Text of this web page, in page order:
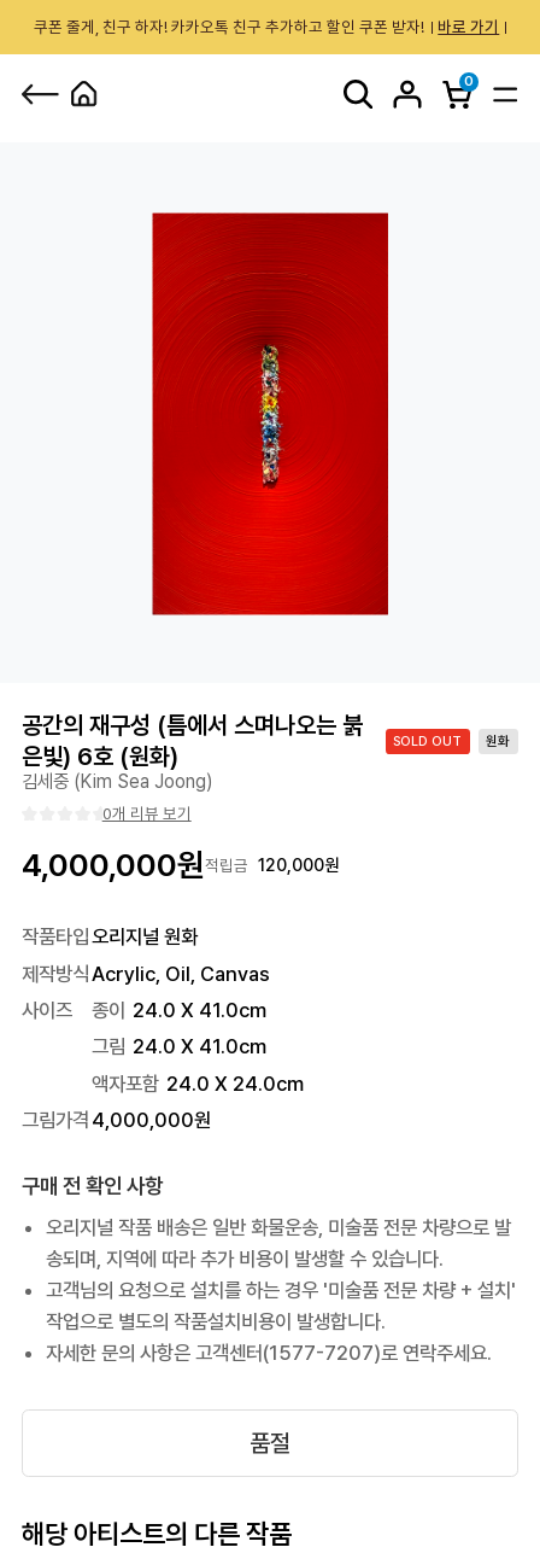
쿠폰 줄게, 친구 하자! 카카오톡 친구 추가하고 할인 쿠폰 받자! 바로 가기
0
공간의 재구성 (틈에서 스며나오는 붉
은빛) 6호 (원화)
SOLD OUT 원화
김세중 (Kim Sea Joong)
0개 리뷰 보기
4,000,000원적립금 120,000원
작품타입오리지널 원화
제작방식Acrylic, Oil, Canvas
사이즈
종이 24.0 X 41.0cm
그림 24.0 X 41.0cm
액자포함 24.0 X 24.0cm
그림가격 4,000,000원
구매 전 확인 사항
오리지널 작품 배송은 일반 화물운송, 미술품 전문 차량으로 발
송되며, 지역에 따라 추가 비용이 발생할 수 있습니다.
고객님의 요청으로 설치를 하는 경우 '미술품 전문 차량 + 설치'
작업으로 별도의 작품설치비용이 발생합니다.
자세한 문의 사항은 고객센터(1577-7207)로 연락주세요.
품절
해당 아티스트의 다른 작품